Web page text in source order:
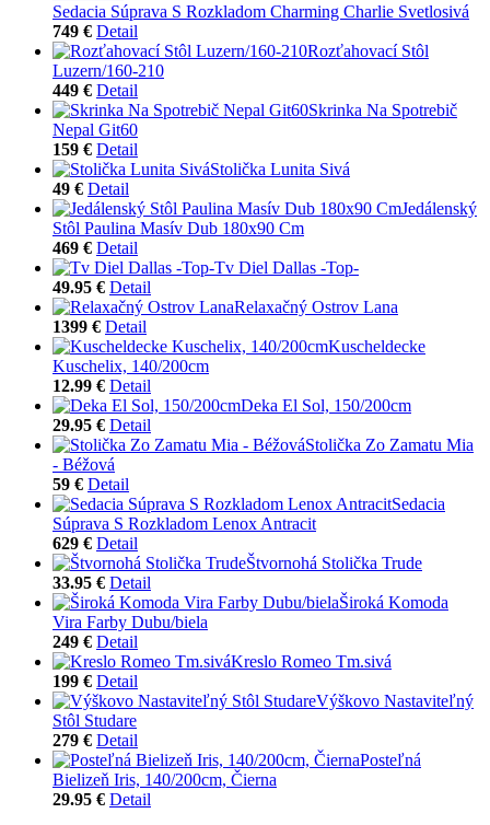
Sedacia Súprava S Rozkladom Charming Charlie Svetlosivá
749 € Detail
Rozťahovací Stôl
Luzern/160-210
449 € Detail
Skrinka Na Spotrebič
Nepal Git60
159 € Detail
Stolička Lunita Sivá
49 € Detail
Jedálenský
Stôl Paulina Masív Dub 180x90 Cm
469 € Detail
Tv Diel Dallas -Top-
49.95 € Detail
Relaxačný Ostrov Lana
1399 € Detail
Kuscheldecke
Kuschelix, 140/200cm
12.99 € Detail
Deka El Sol, 150/200cm
29.95 € Detail
Stolička Zo Zamatu Mia
- Béžová
59 € Detail
Sedacia
Súprava S Rozkladom Lenox Antracit
629 € Detail
Štvornohá Stolička Trude
33.95 € Detail
Široká Komoda
Vira Farby Dubu/biela
249 € Detail
Kreslo Romeo Tm.sivá
199 € Detail
Výškovo Nastaviteľný
Stôl Studare
279 € Detail
Posteľná
Bielizeň Iris, 140/200cm, Čierna
29.95 € Detail